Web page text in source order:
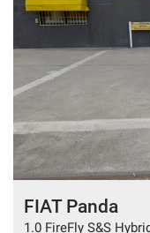
FIAT Panda
1.0 FireFly S&S